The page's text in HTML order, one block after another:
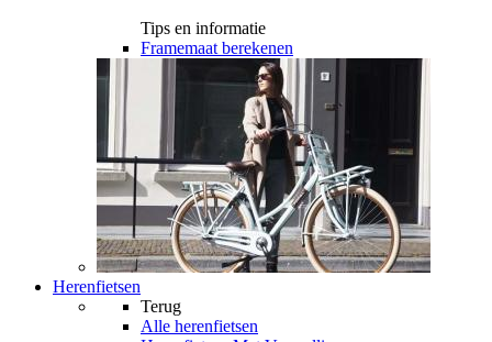
Tips en informatie
Framemaat berekenen
Herenfietsen
Terug
Alle herenfietsen